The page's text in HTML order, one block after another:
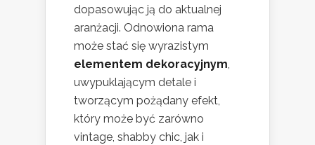
dopasowując ją do aktualnej
aranżacji. Odnowiona rama
może stać się wyrazistym
elementem dekoracyjnym,
uwypuklającym detale i
tworzącym pożądany efekt,
który może być zarówno
vintage, shabby chic, jak i